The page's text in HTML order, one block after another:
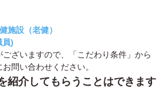
施設（老健）
員)
ざいますので、「こだわり条件」から
問い合わせください。
紹介してもらうことはできます